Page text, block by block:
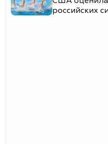
российских